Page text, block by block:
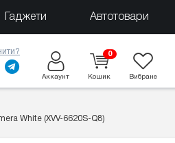
Гаджети Автотовари
Аккаунт
0
Кошик Вибране
White (XVV-6620S-Q8)